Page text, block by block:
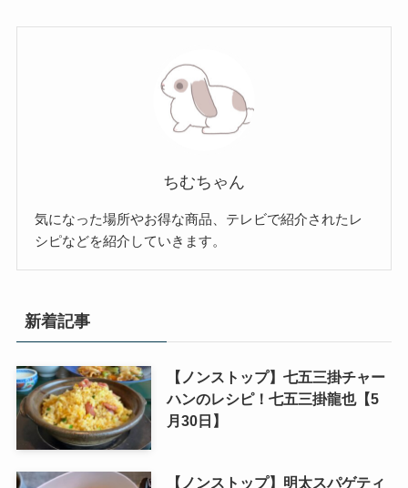
ちむちゃん
気になった場所やお得な商品、テレビで紹介されたレ
シピなどを紹介していきます。
新着記事
【ノンストップ】七五三掛チャー
ハンのレシピ！七五三掛龍也【5
月30日】
【ノンストップ】明太スパゲティ